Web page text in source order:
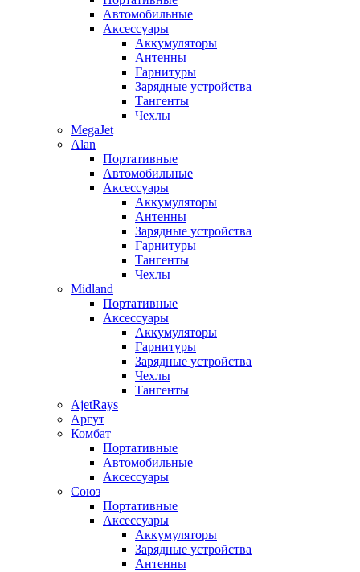
Автомобильные
Аксессуары
Аккумуляторы
Антенны
Гарнитуры
Зарядные устройства
Тангенты
Чехлы
MegaJet
Alan
Портативные
Автомобильные
Аксессуары
Аккумуляторы
Антенны
Зарядные устройства
Гарнитуры
Тангенты
Чехлы
Midland
Портативные
Аксессуары
Аккумуляторы
Гарнитуры
Зарядные устройства
Чехлы
Тангенты
AjetRays
Аргут
Комбат
Портативные
Автомобильные
Аксессуары
Союз
Портативные
Аксессуары
Аккумуляторы
Зарядные устройства
Антенны